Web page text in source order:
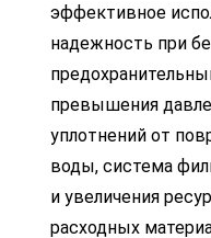
эффективное
надежность при
превышения
уплотнений от
воды, система
и увеличения
расходных